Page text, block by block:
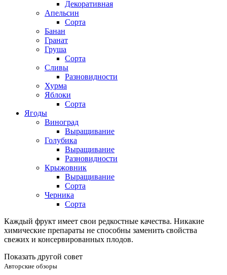
Декоративная
Апельсин
Сорта
Банан
Гранат
Груша
Сорта
Сливы
Разновидности
Хурма
Яблоки
Сорта
Ягоды
Виноград
Выращивание
Голубика
Выращивание
Разновидности
Крыжовник
Выращивание
Сорта
Черника
Сорта
Каждый фрукт имеет свои редкостные качества. Никакие
химические препараты не способны заменить свойства
свежих и консервированных плодов.
Показать другой совет
Авторские обзоры